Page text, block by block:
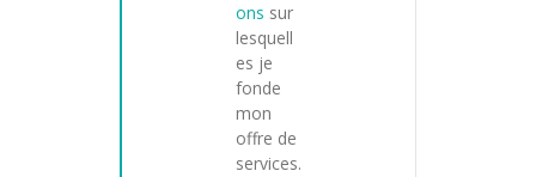
ons sur
lesquell
es je
fonde
mon
offre de
services.